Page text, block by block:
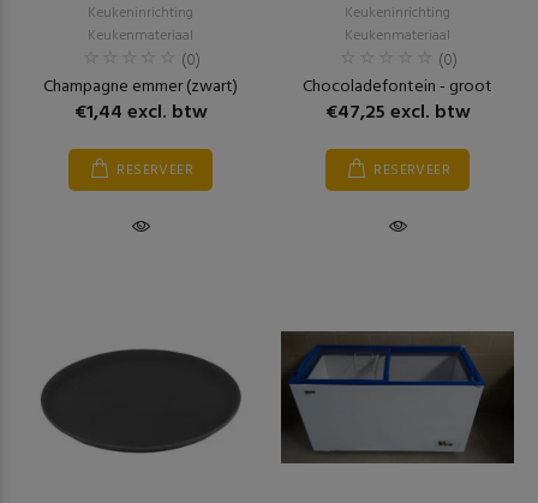
Keukeninrichting
Keukenmateriaal
(0)
Champagne emmer (zwart)
€1,44 excl. btw
RESERVEER
Keukeninrichting
Keukenmateriaal
(0)
Chocoladefontein - groot
€47,25 excl. btw
RESERVEER